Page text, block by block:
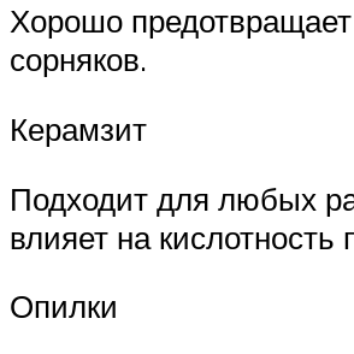
Хорошо
сорняков.
Керамзит
Подходит для любых
влияет на кислотность
Опилки